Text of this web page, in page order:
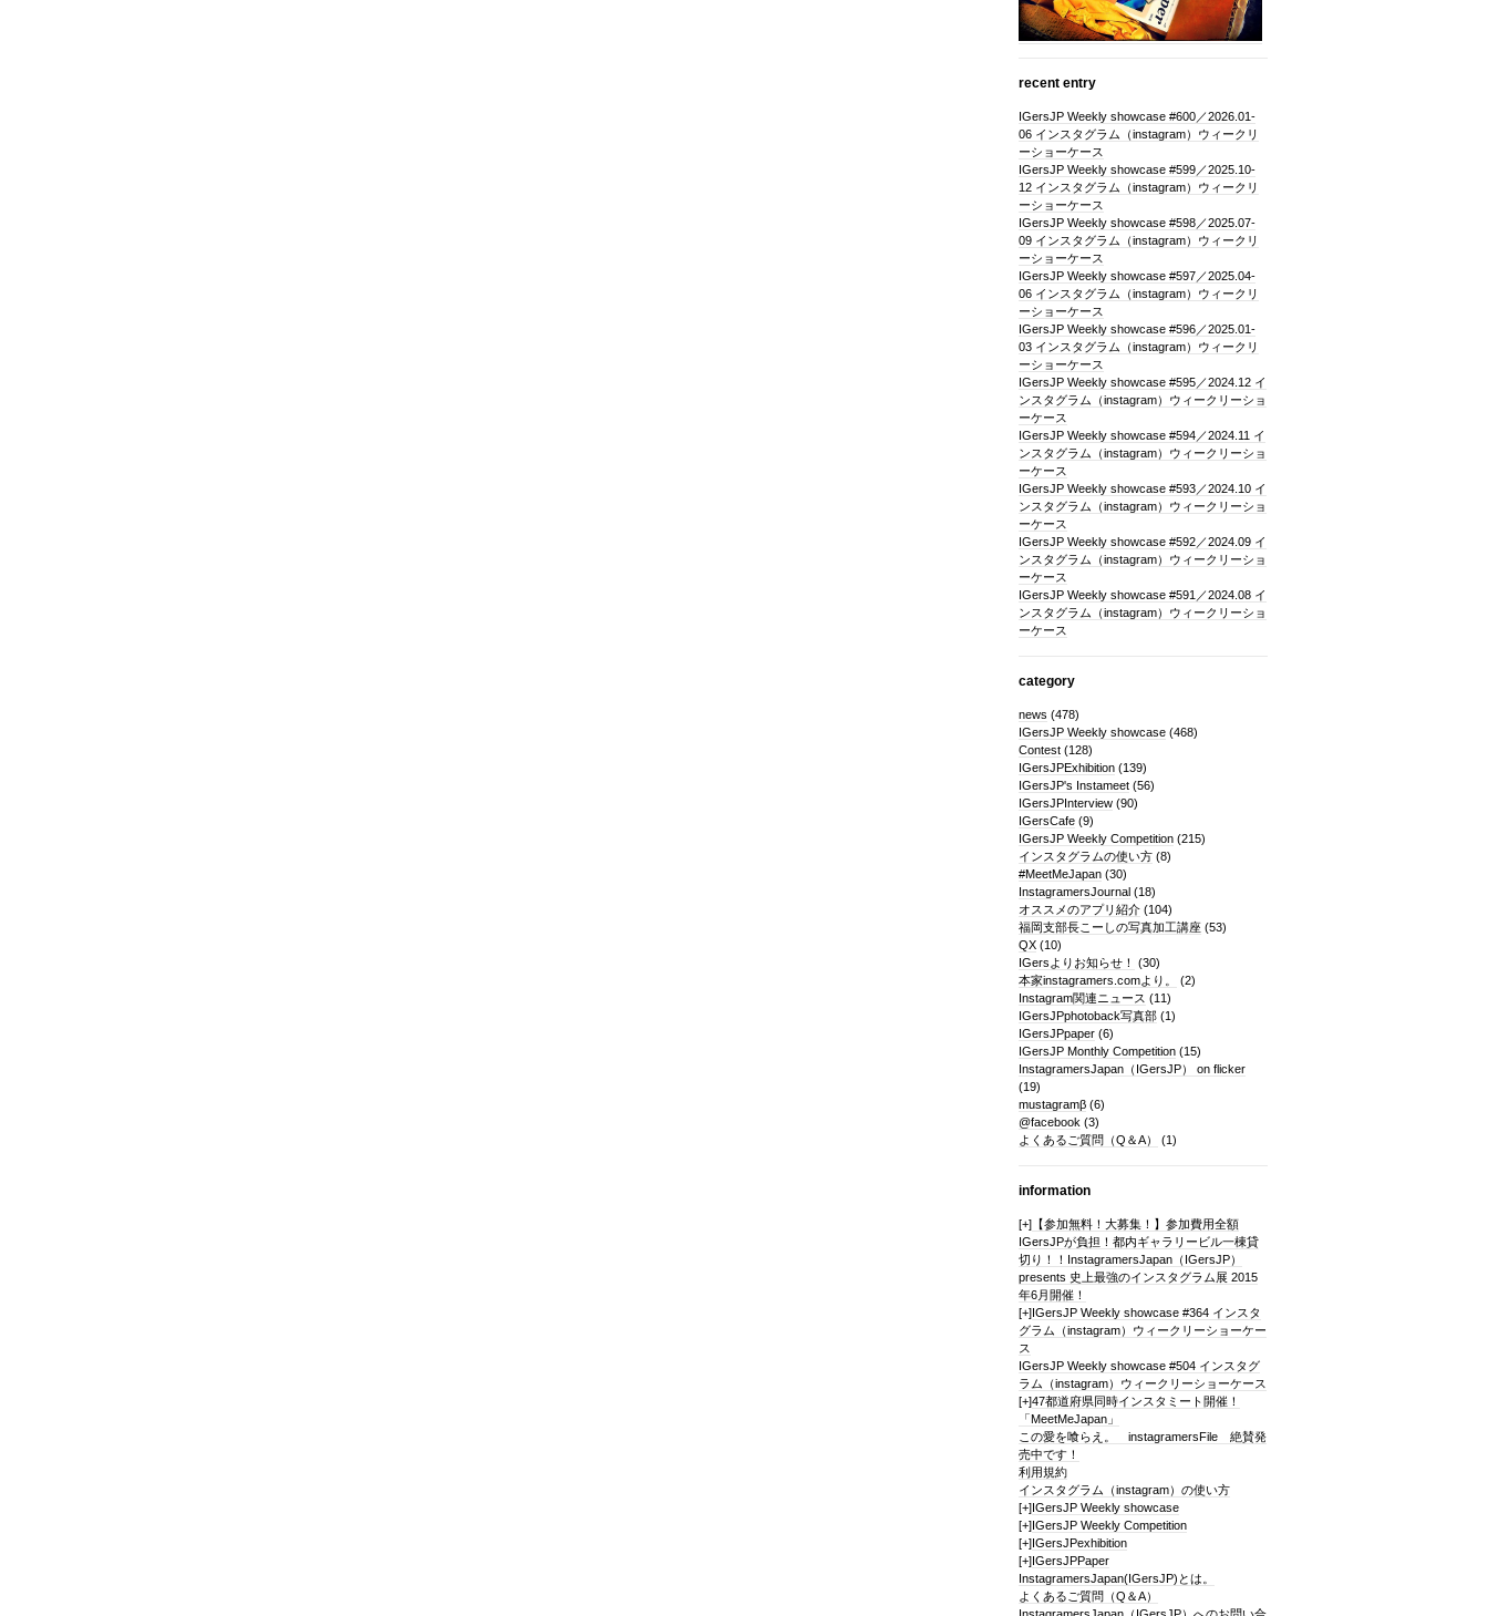
recent entry
IGersJP Weekly showcase #600／2026.01-
06 インスタグラム（instagram）ウィークリ
ーショーケース
IGersJP Weekly showcase #599／2025.10-
12 インスタグラム（instagram）ウィークリ
ーショーケース
IGersJP Weekly showcase #598／2025.07-
09 インスタグラム（instagram）ウィークリ
ーショーケース
IGersJP Weekly showcase #597／2025.04-
06 インスタグラム（instagram）ウィークリ
ーショーケース
IGersJP Weekly showcase #596／2025.01-
03 インスタグラム（instagram）ウィークリ
ーショーケース
IGersJP Weekly showcase #595／2024.12 イ
ンスタグラム（instagram）ウィークリーショ
ーケース
IGersJP Weekly showcase #594／2024.11 イ
ンスタグラム（instagram）ウィークリーショ
ーケース
IGersJP Weekly showcase #593／2024.10 イ
ンスタグラム（instagram）ウィークリーショ
ーケース
IGersJP Weekly showcase #592／2024.09 イ
ンスタグラム（instagram）ウィークリーショ
ーケース
IGersJP Weekly showcase #591／2024.08 イ
ンスタグラム（instagram）ウィークリーショ
ーケース
category
news (478)
IGersJP Weekly showcase(468)
Contest(128)
IGersJPExhibition(139)
IGersJP's Instameet(56)
IGersJPInterview(90)
IGersCafe(9)
IGersJP Weekly Competition(215)
インスタグラムの使い方(8)
#MeetMeJapan(30)
InstagramersJournal(18)
オススメのアプリ紹介(104)
福岡支部長こーしの写真加工講座(53)
QX(10)
IGersよりお知らせ！
(30)
本家instagramers.comより。
(2)
Instagram関連ニュース (11)
IGersJPphotoback写真部(1)
IGersJPpaper(6)
IGersJP Monthly Competition(15)
InstagramersJapan（IGersJP） on flicker
(19)
mustagramβ(6)
@facebook (3)
よくあるご質問（Q＆A）
(1)
information
[+]【参加無料！大募集！】参加費用全額
IGersJPが負担！都内ギャラリービル一棟貸
切り！！InstagramersJapan（IGersJP）
presents 史上最強のインスタグラム展 2015
年6月開催！
[+]IGersJP Weekly showcase #364 インスタ
グラム（instagram）ウィークリーショーケー
ス
IGersJP Weekly showcase #504 インスタグ
ラム（instagram）ウィークリーショーケース
[+]47都道府県同時インスタミート開催！
「MeetMeJapan」
この愛を喰らえ。 instagramersFile 絶賛発
売中です！
利用規約
インスタグラム（instagram）の使い方
[+]IGersJP Weekly showcase
[+]IGersJP Weekly Competition
[+]IGersJPexhibition
[+]IGersJPPaper
InstagramersJapan(IGersJP)とは。
よくあるご質問（Q＆A）